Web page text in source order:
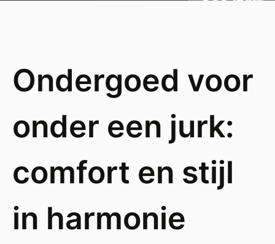
Ondergoed voor
onder een jurk:
comfort en stijl
in harmonie